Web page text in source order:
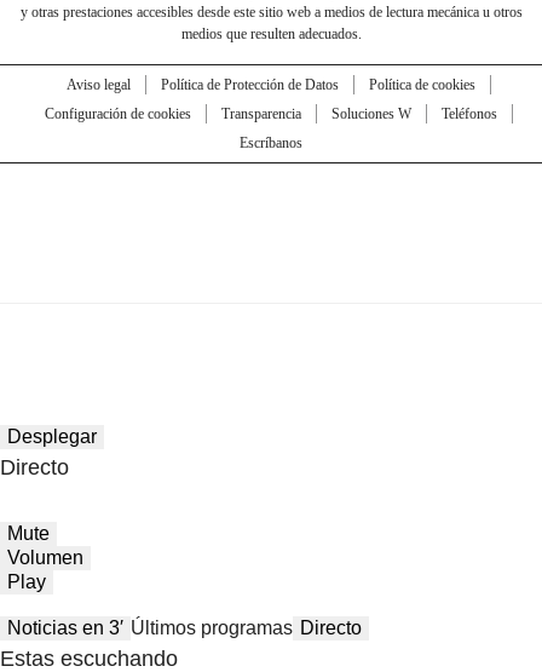
y otras prestaciones accesibles desde este sitio web a medios de lectura mecánica u otros
medios que resulten adecuados.
Aviso legal Política de Protección de Datos
Política de cookies
Configuración de cookies
Transparencia Soluciones W
Teléfonos
Escríbanos
Desplegar
Directo
Mute
Volumen
Play
Noticias en 3′ Últimos programas Directo
Estas escuchando